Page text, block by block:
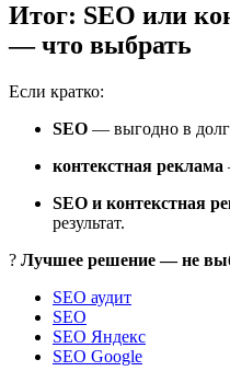
Итог: SEO или
— что выбрать
Если кратко:
SEO — выгодно в
контекстная реклама
SEO и контекстная
результат.
? Лучшее решение — не
SEO аудит
SEO
SEO Яндекс
SEO Google